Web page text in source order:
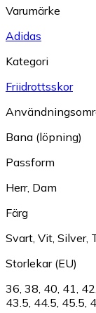
Varumärke
Adidas
Kategori
Friidrottsskor
Bana (löpning)
Passform
Herr, Dam
Färg
Svart, Vit, Silver,
Storlekar (EU)
36, 38, 40, 41, 42,
43.5, 44.5, 45.5,